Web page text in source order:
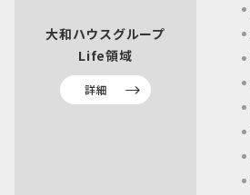
大和ハウスグループ
Life領域
詳細